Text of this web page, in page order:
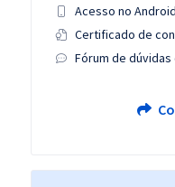
Acesso no
Certificado de
Fórum de